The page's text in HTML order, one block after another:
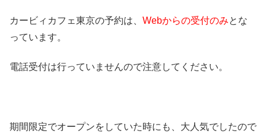
カービィカフェ東京の予約は、 Webからの受付のみとな
っています。
電話受付は行っていませんので注意してください。
期間限定でオープンをしていた時にも、大人気でしたので